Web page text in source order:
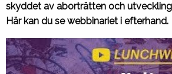
skyddet av aborträtten och
Här kan du se webbinariet i efterhand.